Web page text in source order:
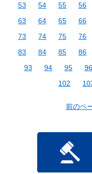
53
54 55 56
63
64 65 66
73
74 75 76
83
84 85 86
93
94 95 96
102
前のペ